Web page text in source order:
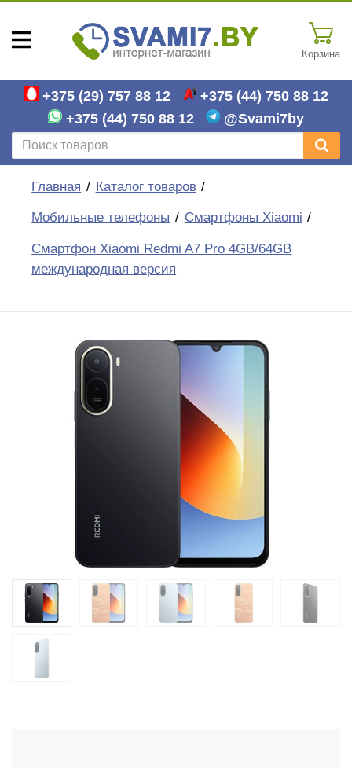
Корзина
+375 (29) 757 88 12 +375 (44) 750 88 12
+375 (44) 750 88 12 @Svami7by
Главная Каталог товаров
Мобильные телефоны Смартфоны Xiaomi
Смартфон Xiaomi Redmi A7 Pro 4GB/64GB
международная версия